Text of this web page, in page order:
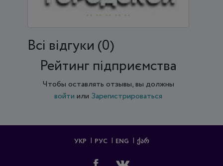
Всi відгуки (0)
Рейтинг підприємства
Чтобы оставлять отзывы, вы должны
войти или Зарегистрироваться
УКР РУС ENG ᲥᲐᲠ